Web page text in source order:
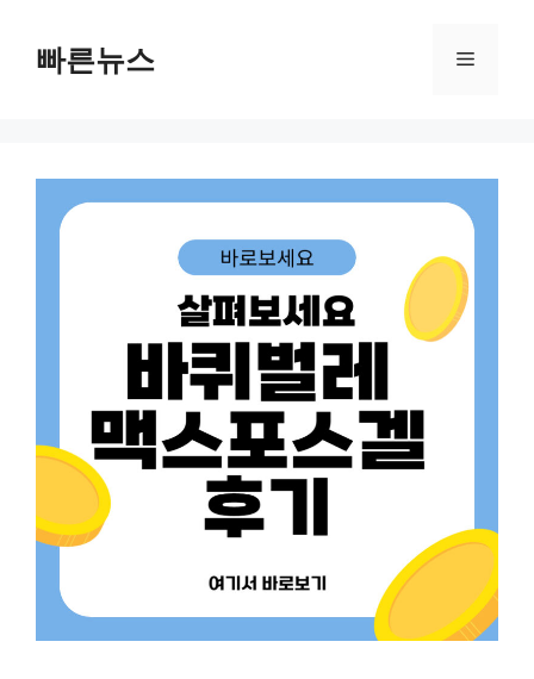
content빠른뉴스 Menu